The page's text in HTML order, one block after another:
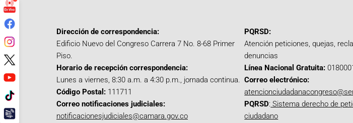
Dirección de correspondencia:
Edificio Nuevo del Congreso Carrera 7 No. 8-68 Primer
Piso.
Horario de recepción correspondencia:
Lunes a viernes, 8:30 a.m. a 4:30 p.m., jornada continua.
Código Postal: 111711
Correo notificaciones judiciales:
notificacionesjudiciales@camara.gov.co
PQRSD:
Atención peticiones, quejas,
denuncias
Línea Nacional Gratuita:
Correo electrónico:
PQRSD: Sistema derecho de
ciudadano